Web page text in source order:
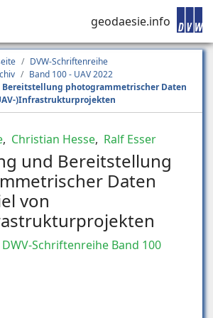
geodaesie.info
DVW-Schriftenreihe
Band 100 - UAV 2022
photogrammetrischer Daten
)Infrastrukturprojekten
, Christian Hesse, Ralf Esser
und Bereitstellung
Daten
von
DWV-Schriftenreihe Band 100